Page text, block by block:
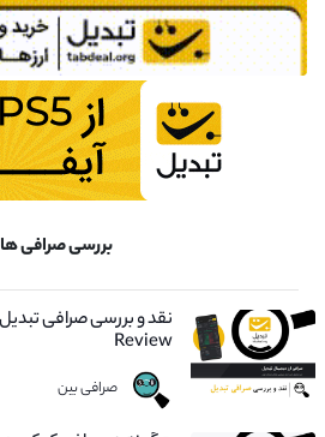
بررسی صرافی ها
Review
صرافی بین